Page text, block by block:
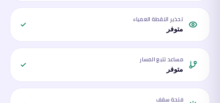
تحذير النقطة العمياء
متوفر
مساعد تتبع المسار
متوفر
فتحة سقف